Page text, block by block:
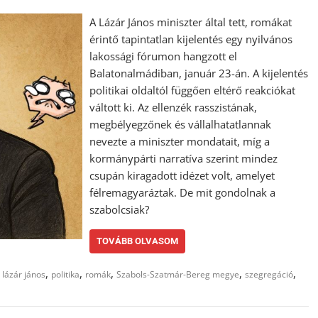
A Lázár János miniszter által tett, romákat
érintő tapintatlan kijelentés egy nyilvános
lakossági fórumon hangzott el
Balatonalmádiban, január 23-án. A kijelentés
politikai oldaltól függően eltérő reakciókat
váltott ki. Az ellenzék rasszistának,
megbélyegzőnek és vállalhatatlannak
nevezte a miniszter mondatait, míg a
kormánypárti narratíva szerint mindez
csupán kiragadott idézet volt, amelyet
félremagyaráztak. De mit gondolnak a
szabolcsiak?
TOVÁBB OLVASOM
lázár jános, politika, romák, Szabols-Szatmár-Bereg megye, szegregáció,